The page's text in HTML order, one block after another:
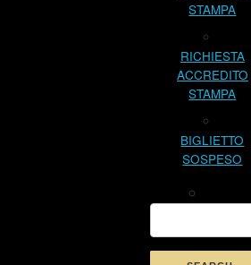
STAMPA
RICHIESTA
ACCREDITO
STAMPA
BIGLIETTO
SOSPESO